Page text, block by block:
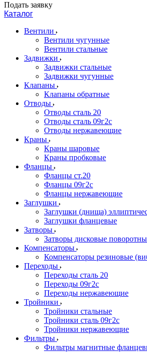
Подать заявку
Каталог
Вентили
Вентили чугунные
Вентили стальные
Задвижки
Задвижки стальные
Задвижки чугунные
Клапаны
Клапаны обратные
Отводы
Отводы сталь 20
Отводы сталь 09г2с
Отводы нержавеющие
Краны
Краны шаровые
Краны пробковые
Фланцы
Фланцы ст.20
Фланцы 09г2с
Фланцы нержавеющие
Заглушки
Заглушки (днища)
Заглушки фланцевые
Затворы
Затворы дисковые
Компенсаторы
Компенсаторы резиновые
Переходы
Переходы сталь 20
Переходы 09г2с
Переходы нержавеющие
Тройники
Тройники стальные
Тройники сталь 09г2с
Тройники нержавеющие
Фильтры
Фильтры магнитные